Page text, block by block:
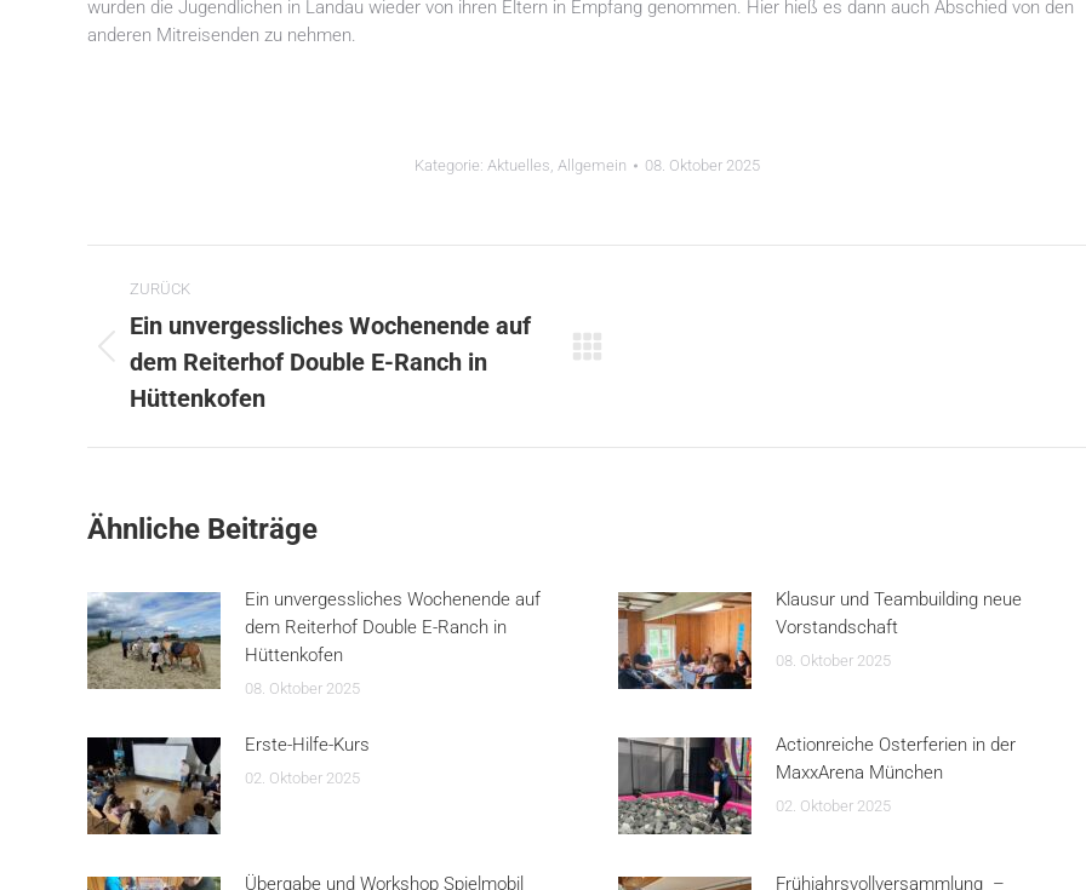
wurden die Jugendlichen in Landau wieder von ihren Eltern in Empfang genommen. Hier hieß es dann auch Abschied von den
anderen Mitreisenden zu nehmen.
Kategorie: Aktuelles, Allgemein 08. Oktober 2025
ZURÜCK
Vorheriger
Beitrag:
Ein unvergessliches Wochenende auf
dem Reiterhof Double E-Ranch in
Hüttenkofen
Ähnliche Beiträge
Ein unvergessliches Wochenende auf
dem Reiterhof Double E-Ranch in
Hüttenkofen
08. Oktober 2025
Klausur und Teambuilding neue
Vorstandschaft
08. Oktober 2025
Erste-Hilfe-Kurs
02. Oktober 2025
Actionreiche Osterferien in der
MaxxArena München
02. Oktober 2025
Übergabe und Workshop Spielmobil Frühjahrsvollversammlung –